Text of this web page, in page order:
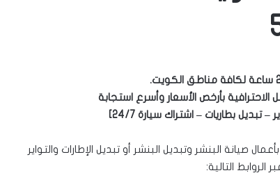
بأرخص الأسعار وأسرع استجابة
تبديل بطاريات – اشتراك سيارة 24/7]
صيانة البنشر وتبديل البنشر أو تبديل الإطارات والتواير
التالية: